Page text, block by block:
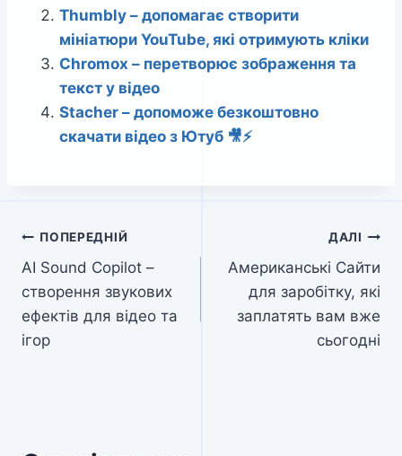
Thumbly – допомагає створити
мініатюри YouTube, які отримують кліки
Chromox – перетворює зображення та
текст у відео
Stacher – допоможе безкоштовно
скачати відео з Ютуб 🎥⚡
Навігація
записів
ПОПЕРЕДНІЙ
AI Sound Copilot –
створення звукових
ефектів для відео та
ігор
ДАЛІ
Американські Сайти
для заробітку, які
заплатять вам вже
сьогодні